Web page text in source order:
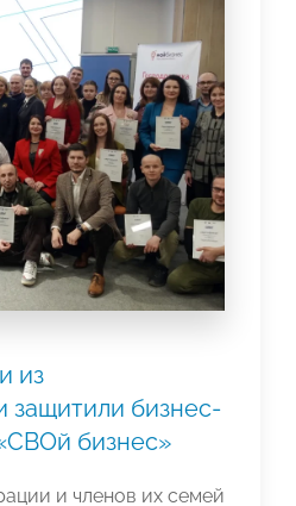
из
защитили бизнес-
бизнес»
и членов их семей